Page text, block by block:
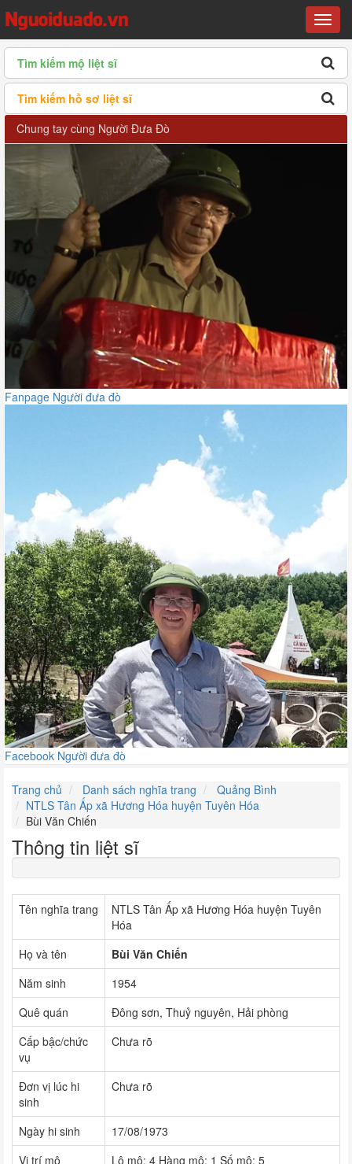
Menu
Tìm kiếm mộ liệt sĩ
Tìm kiếm hồ sơ liệt sĩ
Chung tay cùng Người Đưa Đò
Fanpage Người đưa đò
Facebook Người đưa đò
Trang chủ Danh sách nghĩa trang
Quảng Bình
NTLS Tân Ấp xã Hương Hóa huyện Tuyên Hóa
Bùi Văn Chiến
Thông tin liệt sĩ
Tên nghĩa trang
NTLS Tân Ấp xã Hương Hóa huyện Tuyên
Hóa
Họ và tên
Bùi Văn Chiến
Năm sinh
1954
Quê quán
Đông sơn, Thuỷ nguyên, Hải phòng
Cấp bậc/chức
vụ
Chưa rõ
Đơn vị lúc hi
sinh
Chưa rõ
Ngày hi sinh
17/08/1973
Vị trí mộ
Lô mộ: 4 Hàng mộ: 1 Số mộ: 5